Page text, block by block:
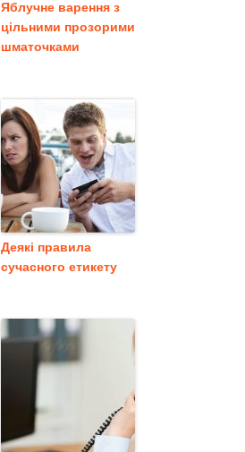
Яблучне варення з
цільними прозорими
шматочками
Деякі правила
сучасного етикету